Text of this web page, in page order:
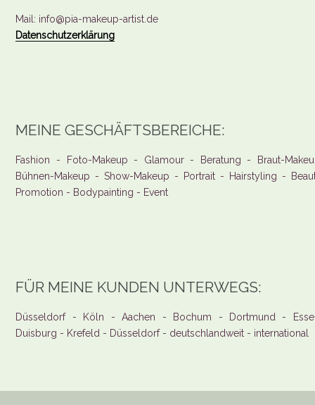
Mail: info@pia-makeup-artist.de
Datenschutzerklärung
MEINE GESCHÄFTSBEREICHE:
Fashion - Foto-Makeup - Glamour - Beratung - Braut-
Bühnen-Makeup - Show-Makeup - Portrait - Hairstyling -
Promotion - Bodypainting - Event
FÜR MEINE KUNDEN UNTERWEGS:
Düsseldorf - Köln - Aachen - Bochum - Dortmund -
Duisburg - Krefeld - Düsseldorf - deutschlandweit - international